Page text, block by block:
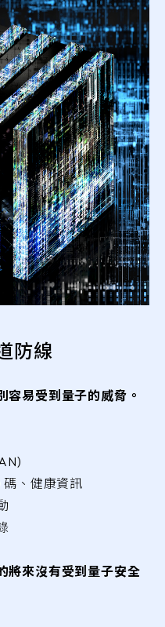
防線
容易受到量子的威脅。
、健康資訊
將來沒有受到量子安全